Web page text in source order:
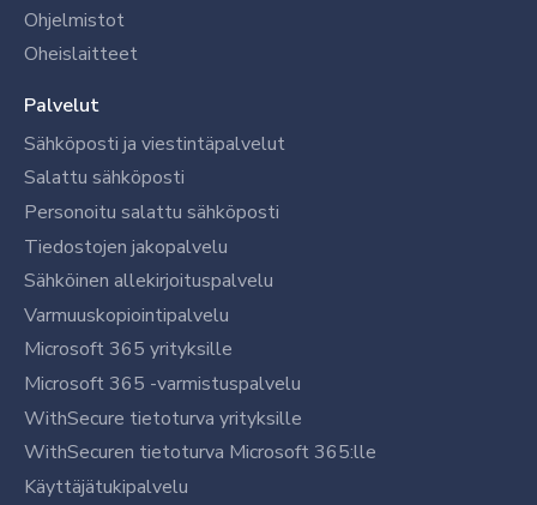
Ohjelmistot
Oheislaitteet
Palvelut
Sähköposti ja viestintäpalvelut
Salattu sähköposti
Personoitu salattu sähköposti
Tiedostojen jakopalvelu
Sähköinen allekirjoituspalvelu
Varmuuskopiointipalvelu
Microsoft 365 yrityksille
Microsoft 365 -varmistuspalvelu
WithSecure tietoturva yrityksille
WithSecuren tietoturva Microsoft 365:lle
Käyttäjätukipalvelu